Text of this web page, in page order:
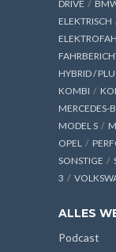
DRIVE
ELEKTRISCH
HYBRID /
KOMBI
MERCEDES-
MODEL S
OPEL
SONSTIGE
3
ALLES
Podcast